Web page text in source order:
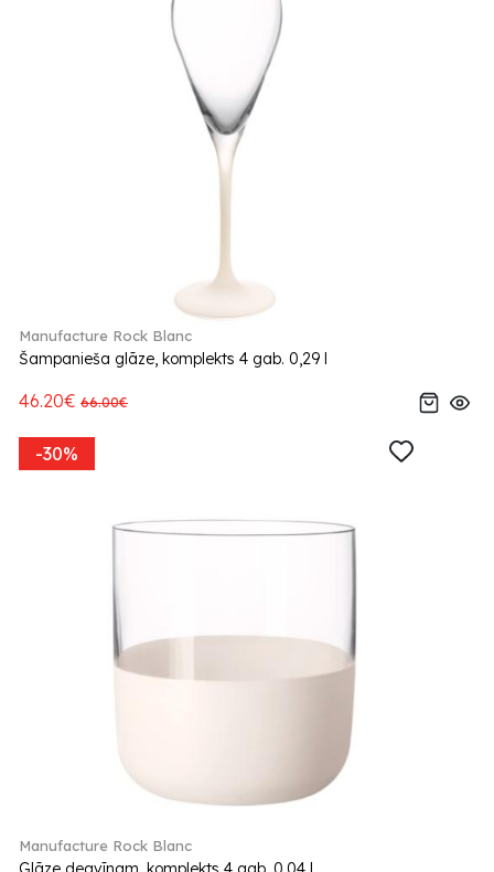
Manufacture Rock Blanc
Šampanieša glāze, komplekts 4 gab. 0,29 l
46.20€ 66.00€
-30%
Manufacture Rock Blanc